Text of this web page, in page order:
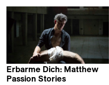
Erbarme Dich: Matthew
Passion Stories